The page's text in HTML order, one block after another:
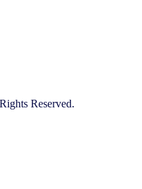
Reserved.